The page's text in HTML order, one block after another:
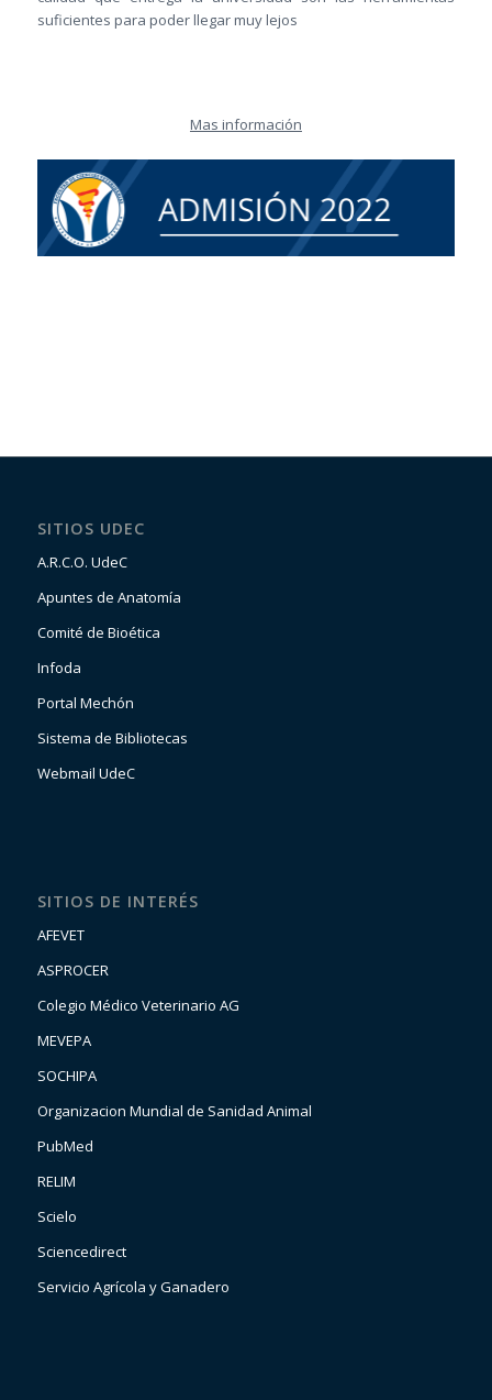
suficientes para poder llegar muy lejos
Mas información
SITIOS UDEC
A.R.C.O. UdeC
Apuntes de Anatomía
Comité de Bioética
Infoda
Portal Mechón
Sistema de Bibliotecas
Webmail UdeC
SITIOS DE INTERÉS
AFEVET
ASPROCER
Colegio Médico Veterinario AG
MEVEPA
SOCHIPA
Organizacion Mundial de Sanidad Animal
PubMed
RELIM
Scielo
Sciencedirect
Servicio Agrícola y Ganadero